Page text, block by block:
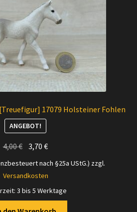
17079 Holsteiner Fohlen
ANGEBOT!
4,00€ Ursprünglicher
war:
3,70€Aktueller
Preis
nach §25a UStG.) zzgl.
Versandkosten
3 bis 5 Werktage